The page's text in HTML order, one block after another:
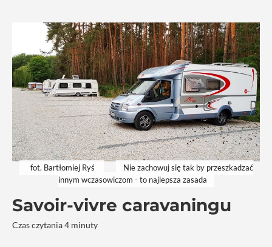
fot. Bartłomiej Ryś
Nie zachowuj się tak by przeszkadzać
innym wczasowiczom - to najlepsza zasada
Savoir-vivre caravaningu
Czas czytania 4 minuty